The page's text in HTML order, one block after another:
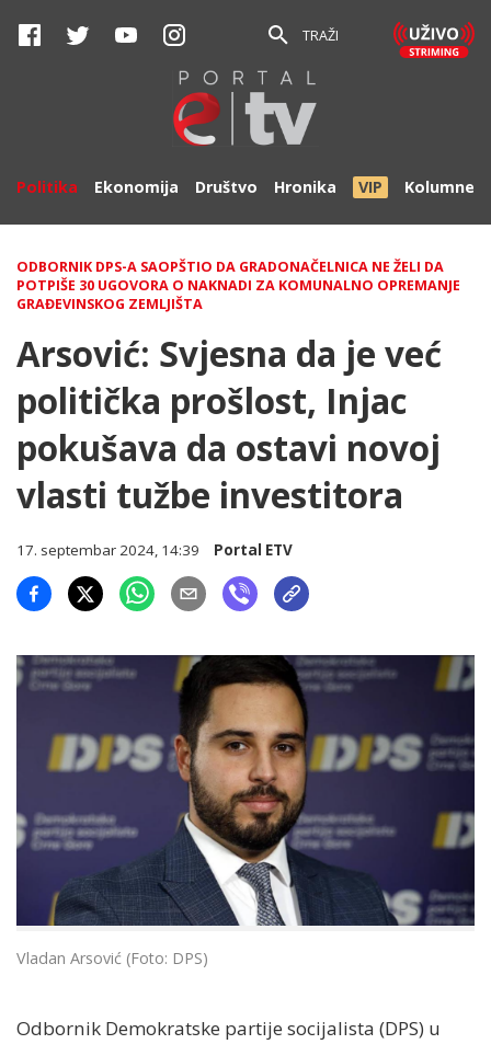
TRAŽI
Politika Ekonomija Društvo Hronika VIP Kolumne
ODBORNIK DPS-A SAOPŠTIO DA GRADONAČELNICA NE ŽELI DA
POTPIŠE 30 UGOVORA O NAKNADI ZA KOMUNALNO OPREMANJE
GRAĐEVINSKOG ZEMLJIŠTA
Arsović: Svjesna da je već
politička prošlost, Injac
pokušava da ostavi novoj
vlasti tužbe investitora
17. septembar 2024, 14:39 Portal ETV
Vladan Arsović (Foto: DPS)
Odbornik Demokratske partije socijalista (DPS) u